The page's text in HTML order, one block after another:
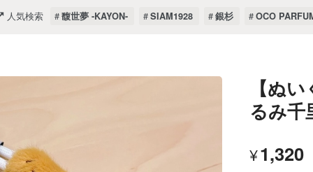
人気検索 馥世夢 -KAYON- SIAM1928 銀杉 OCO
【ぬ
るみ千
¥1,320